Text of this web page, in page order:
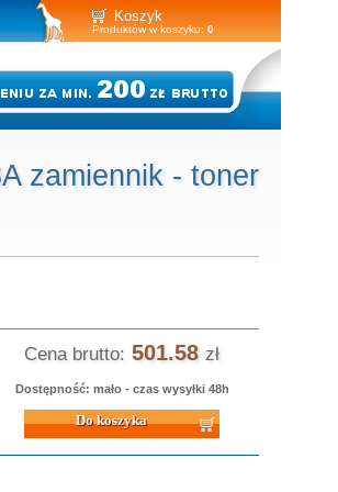
Koszyk
Produktów w koszyku: 0
zamiennik - toner
Cena brutto: 501.58 zł
Dostępność: mało - czas wysyłki 48h
koszyka